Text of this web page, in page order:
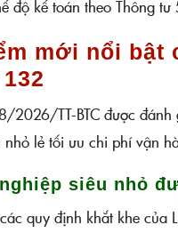
độ kế toán theo Thông
mới nổi bật
2026/TT-BTC được
nhỏ lẻ tối ưu chi phí vận
siêu nhỏ
quy định khắt khe của